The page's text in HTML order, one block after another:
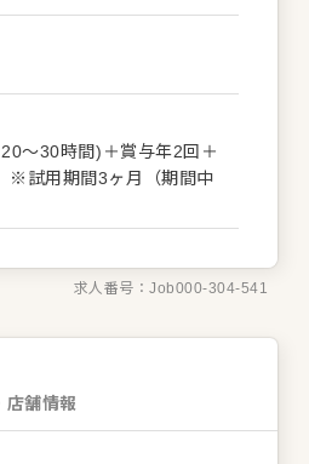
・ブロックマネジャ
経
る、いわばエリア内の店
者を広く募る「社内公募
さまざまな制度も備えて
～30時間)＋賞与年2回＋
※試用期間3ヶ月（期間中
求人番号：Job000-304-541
店舗情報